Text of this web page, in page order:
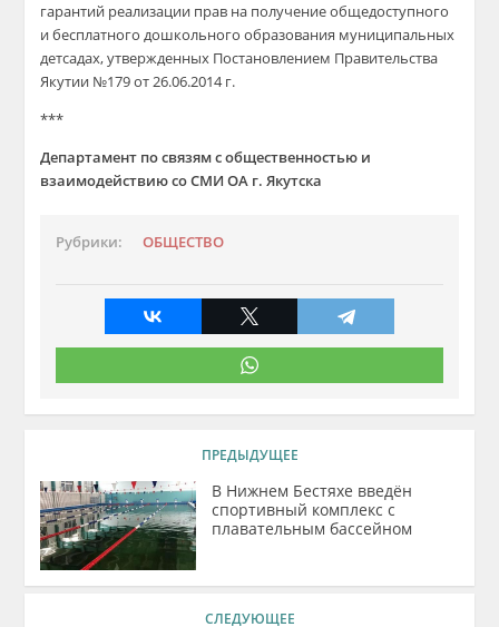
гарантий реализации прав на получение общедоступного
и бесплатного дошкольного образования муниципальных
детсадах, утвержденных Постановлением Правительства
Якутии №179 от 26.06.2014 г.
***
Департамент по связям с общественностью и
взаимодействию со СМИ ОА г. Якутска
Рубрики: ОБЩЕСТВО
ПРЕДЫДУЩЕЕ
В Нижнем Бестяхе введён
спортивный комплекс с
плавательным бассейном
СЛЕДУЮЩЕЕ